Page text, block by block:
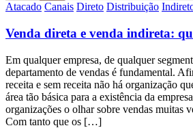
Atacado Canais Direto Distribuição
Venda direta e venda indireta:
Em qualquer empresa, de qualquer
departamento de vendas é fundamental.
receita e sem receita não há organização
área tão básica para a existência da
organizações o olhar sobre vendas muitas
Com tanto que os […]